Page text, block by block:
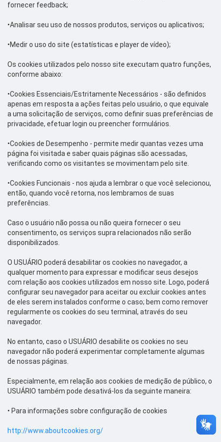
fornecer feedback;
•Analisarseu uso de nossos produtos, serviços ou aplicativos;
•Mediro uso do site (estatísticas e player de vídeo);
Os cookies utilizados pelo nosso site executam quatro funções,
conforme abaixo:
•Cookies Essenciais/Estritamente Necessários - são definidos
apenas em resposta a ações feitas pelo usuário, o que equivale
a uma solicitação de serviços, como definir suas preferências de
privacidade, efetuar login ou preencher formulários.
•Cookies de Desempenho - permite medir quantas vezes uma
página foi visitada e saber quais páginas são acessadas,
verificando como os visitantes se movimentam pelo site
•Cookies Funcionais - nos ajuda a lembrar o que você selecionou,
então, quando você retorna, nos lembramos de suas
preferências.
Caso o usuário não possa ou não queira fornecer o seu
consentimento, os serviços supra relacionados não serão
disponibilizados.
O USUÁRIO poderá desabilitar os cookies no navegador, a
qualquer momento para expressar e modificar seus desejos
com relação aos cookies utilizados em nosso site . Logo, poderá
configurar seu navegador para aceitar ou excluircookies antes
de eles serem instalados conforme o caso; bem como remover
regularmente os cookies do seu terminal, através do seu
navegador.
No entanto, caso o USUÁRIO desabilite os cookies no seu
navegador não poderá experimentar completamente algumas
de nossas páginas.
Especialmente, em relação aos cookies de medição de público, o
USUÁRIO também pode desativá-los da seguinte maneira:
• Para informações sobre configuração de cookies
http://www.aboutcookies.org/